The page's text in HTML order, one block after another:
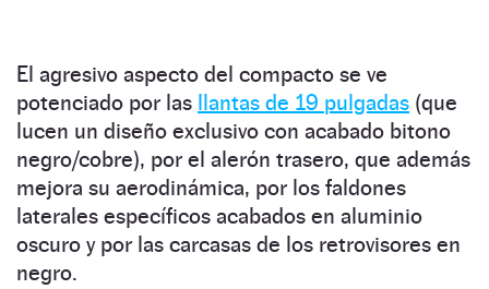
El agresivo aspecto del compacto se ve
potenciado por las llantas de 19 pulgadas (que
lucen un diseño exclusivo con acabado bitono
negro/cobre), por el alerón trasero, que además
mejora su aerodinámica, por los faldones
laterales específicos acabados en aluminio
oscuro y por las carcasas de los retrovisores en
negro.